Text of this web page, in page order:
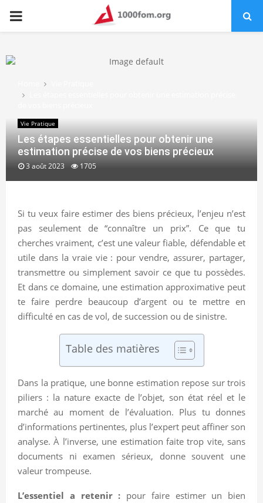
PRIMARY
Vie Pratique
Les étapes essentielles pour obtenir une
estimation précise de vos biens précieux
3 août 2023 1705
Si tu veux faire estimer des biens précieux, l’enjeu n’est
pas seulement de “connaître un prix”. Ce que tu
cherches vraiment, c’est une valeur fiable, défendable et
utile dans la vraie vie : pour vendre, assurer, partager,
transmettre ou simplement savoir ce que tu possèdes.
Et dans ce domaine, une estimation approximative peut
te faire perdre beaucoup d’argent ou te mettre en
difficulté en cas de vol, de succession ou de sinistre.
Table des matières
Dans la pratique, une bonne estimation repose sur trois
piliers : la nature exacte de l’objet, son état réel et le
marché au moment de l’évaluation. Plus tu donnes
d’informations pertinentes, plus l’expert peut affiner son
analyse. À l’inverse, une estimation faite trop vite, sans
documents ni examen sérieux, donne souvent une
valeur trompeuse.
L’essentiel a retenir : pour faire estimer un bien